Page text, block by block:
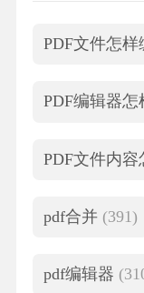
PDF文件怎样
PDF编辑器怎
PDF文件内容
pdf合并 (391)
pdf编辑器